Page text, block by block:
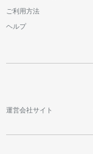
ご利用方法
ヘルプ
運営会社サイト